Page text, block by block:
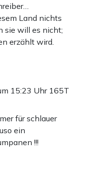
Land nichts
sie will es nicht;
erzählt wird.
15:23 Uhr 165T
für schlauer
ein
!!!